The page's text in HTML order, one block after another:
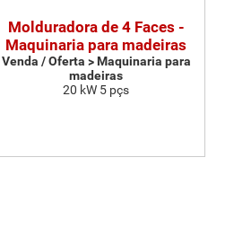
Molduradora de 4 Faces -
Maquinaria para madeiras
Venda / Oferta > Maquinaria para
madeiras
20 kW 5 pçs